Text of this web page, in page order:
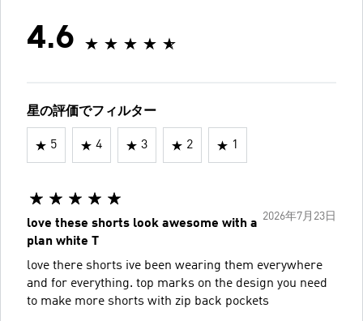
4.6
星の評価でフィルター
5 4 3 2 1
2026年7月23日
love these shorts look awesome with a
plan white T
love there shorts ive been wearing them everywhere
and for everything. top marks on the design you need
to make more shorts with zip back pockets